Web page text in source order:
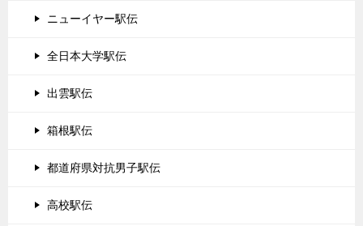
ニューイヤー駅伝
全日本大学駅伝
出雲駅伝
箱根駅伝
都道府県対抗男子駅伝
高校駅伝